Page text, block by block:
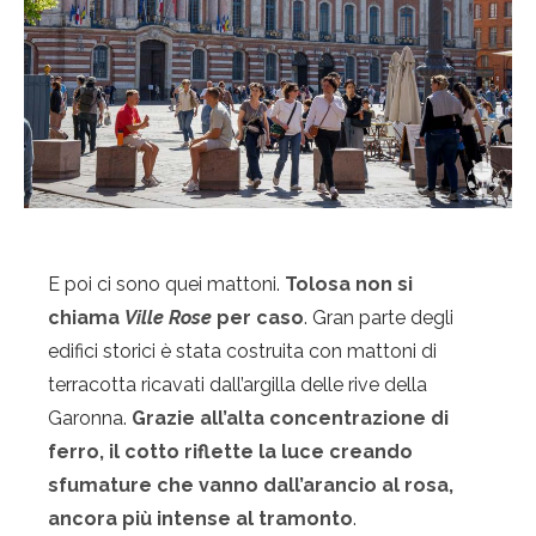
E poi ci sono quei mattoni. Tolosa non si
chiama Ville Rose per caso. Gran parte degli
edifici storici è stata costruita con mattoni di
terracotta ricavati dall’argilla delle rive della
Garonna. Grazie all’alta concentrazione di
ferro, il cotto riflette la luce creando
sfumature che vanno dall’arancio al rosa,
ancora più intense al tramonto.